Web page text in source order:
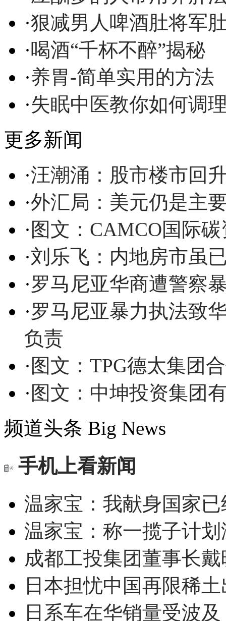
·狠减男人啤酒肚将军
·喝酒“千杯不醉”揭秘
·养胃-简单实用的方法
·失眠中医教你如何调
更多新闻
·汪潮涌：股市楼市回
·外汇局：美元仍是主
· 图文：CAMCO国际
·刘乐飞：内地房市虽
·罗马尼亚华商遭警察
·罗马尼亚暴力执法致
负责
· 图文：TPG德太集团
· 图文：中坤投资集团
频道头条 Big News
手机上看新闻
温家宝：我献身国家
温家宝：称一揽子计
成都工投集团董事长
日本担忧中国再限稀
日系车在华销量受波